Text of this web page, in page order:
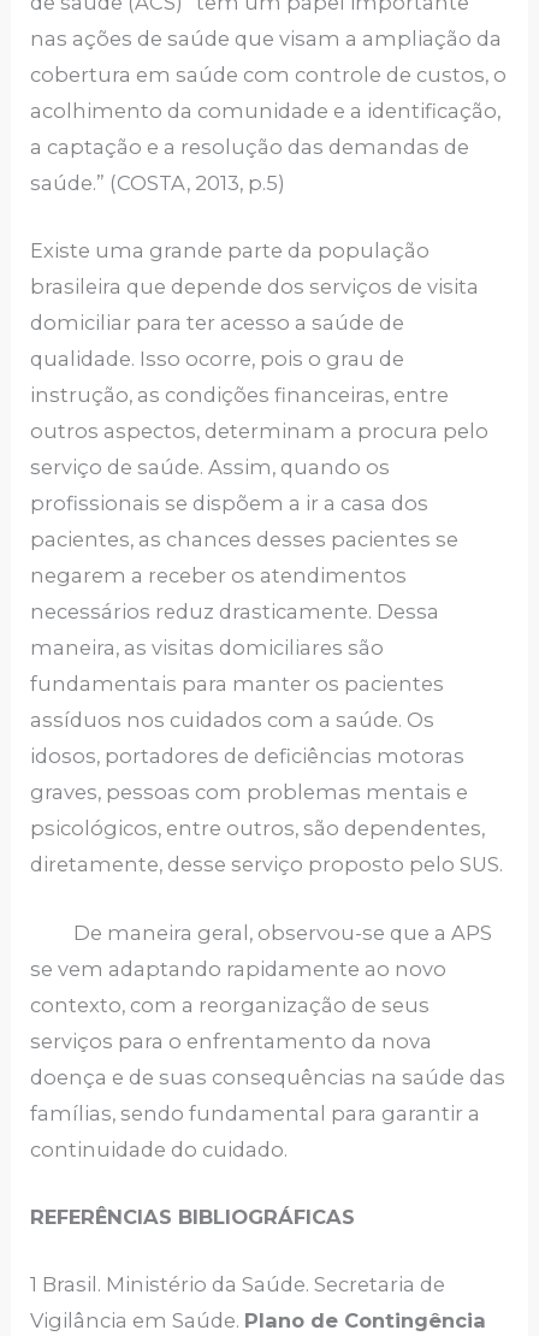
nas ações de saúde que visam a ampliação da
cobertura em saúde com controle de custos, o
acolhimento da comunidade e a identificação,
a captação e a resolução das demandas de
saúde.” (COSTA, 2013, p.5)
Existe uma grande parte da população
brasileira que depende dos serviços de visita
domiciliar para ter acesso a saúde de
qualidade. Isso ocorre, pois o grau de
instrução, as condições financeiras, entre
outros aspectos, determinam a procura pelo
serviço de saúde. Assim, quando os
profissionais se dispõem a ir a casa dos
pacientes, as chances desses pacientes se
negarem a receber os atendimentos
necessários reduz drasticamente. Dessa
maneira, as visitas domiciliares são
fundamentais para manter os pacientes
assíduos nos cuidados com a saúde. Os
idosos, portadores de deficiências motoras
graves, pessoas com problemas mentais e
psicológicos, entre outros, são dependentes,
diretamente, desse serviço proposto pelo SUS.
De maneira geral, observou-se que a APS
se vem adaptando rapidamente ao novo
contexto, com a reorganização de seus
serviços para o enfrentamento da nova
doença e de suas consequências na saúde das
famílias, sendo fundamental para garantir a
continuidade do cuidado.
REFERÊNCIAS BIBLIOGRÁFICAS
1 Brasil. Ministério da Saúde. Secretaria de
Vigilância em Saúde. Plano de Contingência